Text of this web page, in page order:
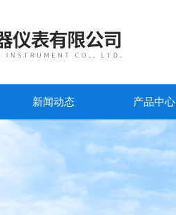
新闻动态 产品中心